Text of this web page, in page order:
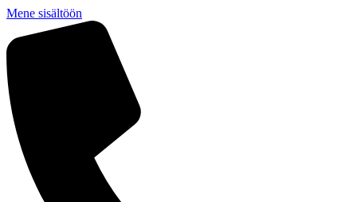
Mene sisältöön